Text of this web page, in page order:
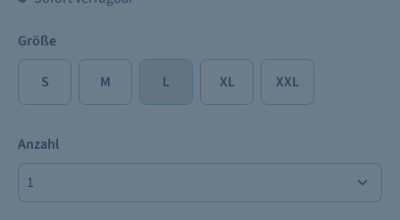
Größe
S M L XL XXL
Anzahl